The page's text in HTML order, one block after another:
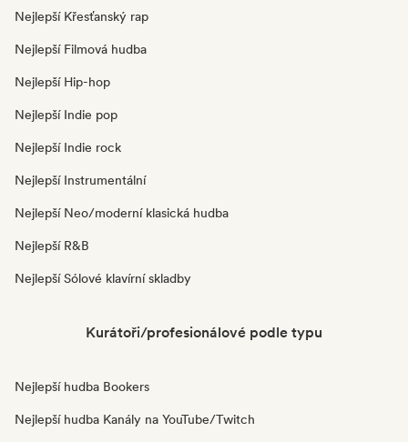
Nejlepší Křesťanský rap
Nejlepší Filmová hudba
Nejlepší Hip-hop
Nejlepší Indie pop
Nejlepší Indie rock
Nejlepší Instrumentální
Nejlepší Neo/moderní klasická hudba
Nejlepší R&B
Nejlepší Sólové klavírní skladby
Kurátoři/profesionálové podle typu
Nejlepší hudba Bookers
Nejlepší hudba Kanály na YouTube/Twitch